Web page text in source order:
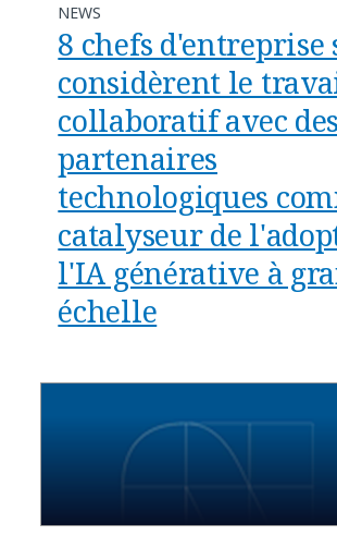
NEWS
8 chefs d'entreprise
considèrent le
collaboratif avec des
partenaires
technologiques
catalyseur de
l'IA générative à
échelle